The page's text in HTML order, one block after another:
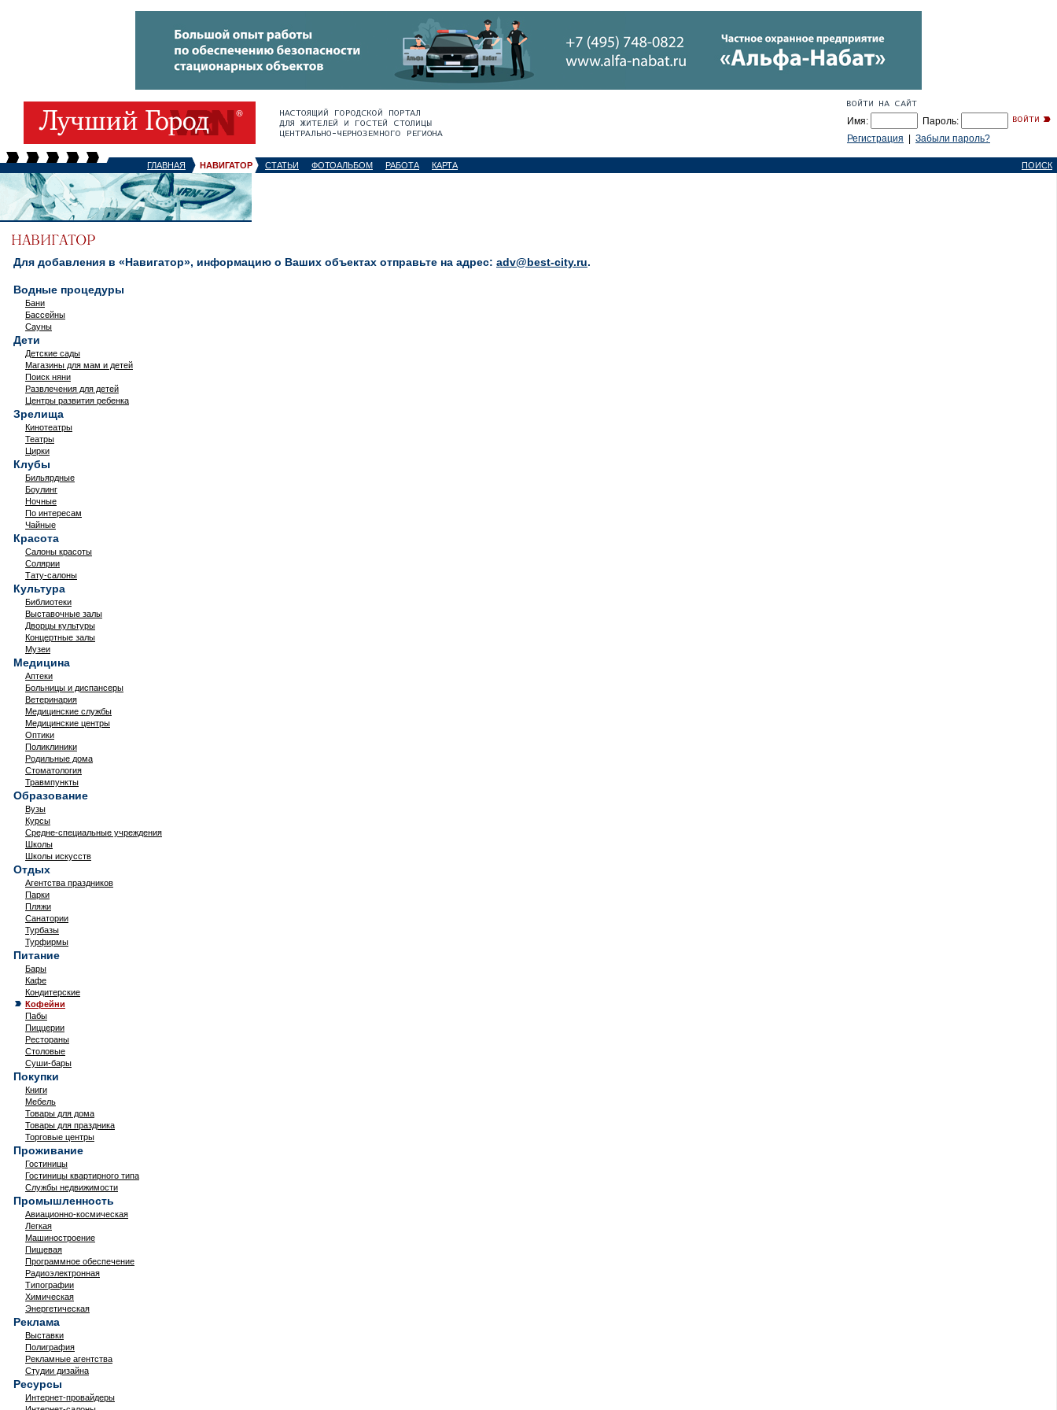
Имя:
Пароль:
Регистрация
Забыли пароль?
ГЛАВНАЯ НАВИГАТОР СТАТЬИ ФОТОАЛЬБОМ РАБОТА КАРТА ПОИСК
Для добавления в «Навигатор», информацию о Ваших объектах отправьте на адрес: adv@best-city.ru.
Водные процедуры
Бани
Бассейны
Сауны
Дети
Детские сады
Магазины для мам и детей
Поиск няни
Развлечения для детей
Центры развития ребенка
Зрелища
Кинотеатры
Театры
Цирки
Клубы
Бильярдные
Боулинг
Ночные
По интересам
Чайные
Красота
Салоны красоты
Солярии
Тату-салоны
Культура
Библиотеки
Выставочные залы
Дворцы культуры
Концертные залы
Музеи
Медицина
Аптеки
Больницы и диспансеры
Ветеринария
Медицинские службы
Медицинские центры
Оптики
Поликлиники
Родильные дома
Стоматология
Травмпункты
Образование
Вузы
Курсы
Средне-специальные учреждения
Школы
Школы искусств
Отдых
Агентства праздников
Парки
Пляжи
Санатории
Турбазы
Турфирмы
Питание
Бары
Кафе
Кондитерские
Кофейни
Пабы
Пиццерии
Рестораны
Столовые
Суши-бары
Покупки
Книги
Мебель
Товары для дома
Товары для праздника
Торговые центры
Проживание
Гостиницы
Гостиницы квартирного типа
Службы недвижимости
Промышленность
Авиационно-космическая
Легкая
Машиностроение
Пищевая
Программное обеспечение
Радиоэлектронная
Типографии
Химическая
Энергетическая
Реклама
Выставки
Полиграфия
Рекламные агентства
Студии дизайна
Ресурсы
Интернет-провайдеры